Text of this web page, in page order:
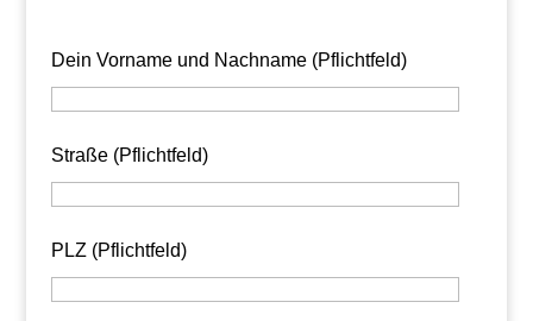
Dein Vorname und Nachname (Pflichtfeld)
Straße (Pflichtfeld)
PLZ (Pflichtfeld)